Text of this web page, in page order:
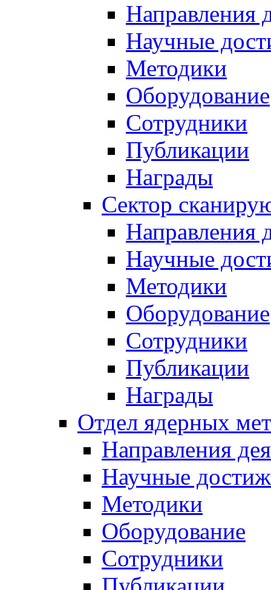
Направления
Научные
Методики
Оборудование
Сотрудники
Публикации
Награды
Сектор
Направления
Научные
Методики
Оборудование
Сотрудники
Публикации
Награды
Отдел ядерных
Направления
Научные
Методики
Оборудование
Сотрудники